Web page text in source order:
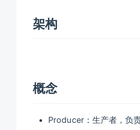
架构
概念
Producer：生产者，负